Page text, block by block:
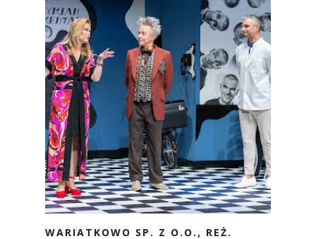
WARIATKOWO SP. Z O.O., REŻ.